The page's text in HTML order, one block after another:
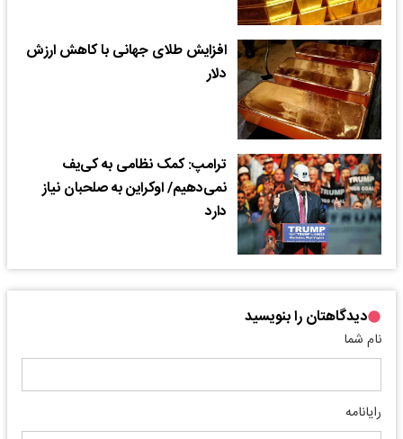
افزایش طلای جهانی با کاهش ارزش
دلار
ترامپ: کمک نظامی به کی‌یف
نمی‌دهیم/ اوکراین به صلحبان نیاز
دارد
دیدگاهتان را بنویسید
نام شما
رایانامه